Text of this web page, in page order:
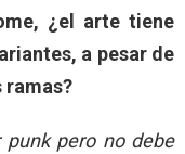
¿el arte tiene
a pesar de
ramas?
punk pero no debe